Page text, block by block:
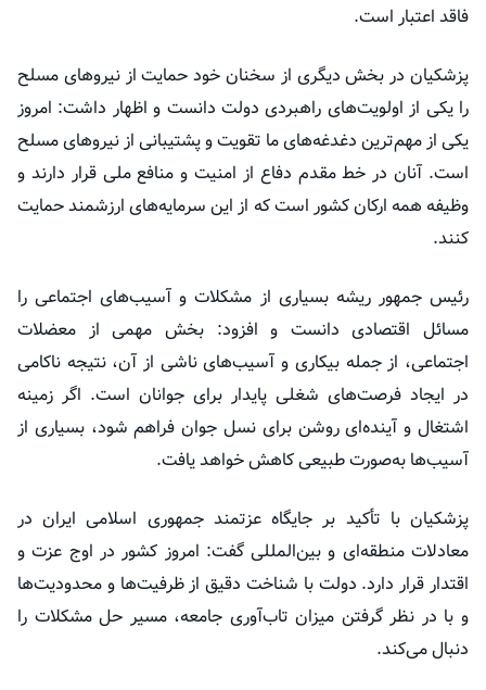
فاقد اعتبار است.
پزشکیان در بخش دیگری از سخنان خود حمایت از نیروهای مسلح
را یکی از اولویت‌های راهبردی دولت دانست و اظهار داشت: امروز
یکی از مهم‌ترین دغدغه‌های ما تقویت و پشتیبانی از نیروهای مسلح
است. آنان در خط مقدم دفاع از امنیت و منافع ملی قرار دارند و
وظیفه همه ارکان کشور است که از این سرمایه‌های ارزشمند حمایت
کنند.
رئیس جمهور ریشه بسیاری از مشکلات و آسیب‌های اجتماعی را
مسائل اقتصادی دانست و افزود: بخش مهمی از معضلات
اجتماعی، از جمله بیکاری و آسیب‌های ناشی از آن، نتیجه ناکامی
در ایجاد فرصت‌های شغلی پایدار برای جوانان است. اگر زمینه
اشتغال و آینده‌ای روشن برای نسل جوان فراهم شود، بسیاری از
آسیب‌ها به‌صورت طبیعی کاهش خواهد یافت.
پزشکیان با تأکید بر جایگاه عزتمند جمهوری اسلامی ایران در
معادلات منطقه‌ای و بین‌المللی گفت: امروز کشور در اوج عزت و
اقتدار قرار دارد. دولت با شناخت دقیق از ظرفیت‌ها و محدودیت‌ها
و با در نظر گرفتن میزان تاب‌آوری جامعه، مسیر حل مشکلات را
دنبال می‌کند.